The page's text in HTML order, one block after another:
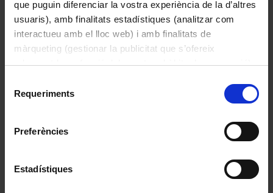
que puguin diferenciar la vostra experiència de la d’altres
usuaris), amb finalitats estadístiques (analitzar com
interactueu amb el lloc web) i amb finalitats de
màrqueting (gestionar la publicitat que s’ofereix
adequant-la en funció dels vostres hàbits de navegació).
consultar laPolítica de galetes del lloc web de la
Requeriments
Preferències
Estadístiques
Conjunt de pintura històrica del Paranimf
1883